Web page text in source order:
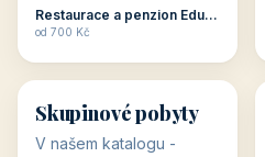
Restaurace a penzion Eduard
od 700 Kč
👥
👥
32 objektů
Skupinové pobyty
V našem katalogu -